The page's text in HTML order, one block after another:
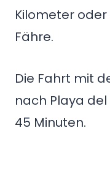
Kilometer oder
Fähre.
Die Fahrt mit
nach Playa
45 Minuten.